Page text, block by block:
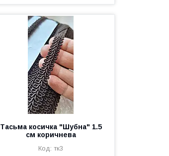
Тасьма косичка "Шубна" 1.5
см коричнева
тк3